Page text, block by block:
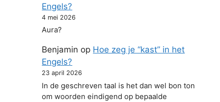
Engels?
4 mei 2026
Aura?
Benjamin op Hoe zeg je “kast” in het
Engels?
23 april 2026
In de geschreven taal is het dan wel bon ton
om woorden eindigend op bepaalde